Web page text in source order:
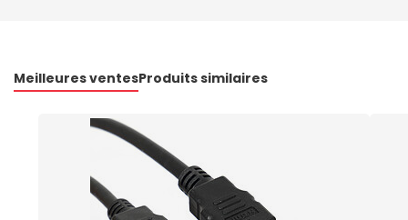
Meilleures ventesProduits similaires